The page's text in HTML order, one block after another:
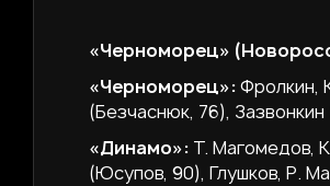
«Черноморец»
«Черноморец»:Фролкин,
(Безчаснюк, 76),
«Динамо»: Т. Магомедов,
(Юсупов, 90), Глушков, Р.